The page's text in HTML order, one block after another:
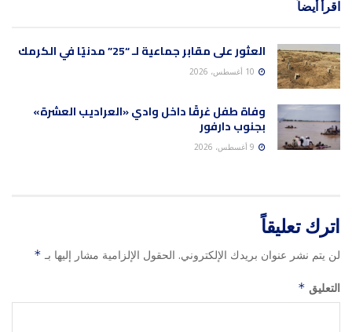
اقرأ أيضاً
العثور على مقابر جماعية لـ “25” مدنيًا في الكرمك
وفاة طفل غرقًا داخل وادي «العراديب العشرة»
بجنوب دارفور
اترك تعليقاً
لن يتم نشر عنوان بريدك الإلكتروني. الحقول الإلزامية مشار إليها بـ *
التعليق *